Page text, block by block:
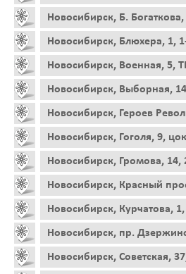
Новосибирск, Б.
Новосибирск, Блюхера, 1,
Новосибирск, Военная, 5,
Новосибирск, Выборная,
Новосибирск, Героев
Новосибирск, Гоголя, 9,
Новосибирск, Громова, 14,
Новосибирск, Красный
Новосибирск, Курчатова,
Новосибирск, пр.
Новосибирск, Советская,